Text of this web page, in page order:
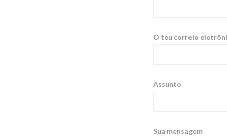
O teu correio
Assunto
Sua mensagem